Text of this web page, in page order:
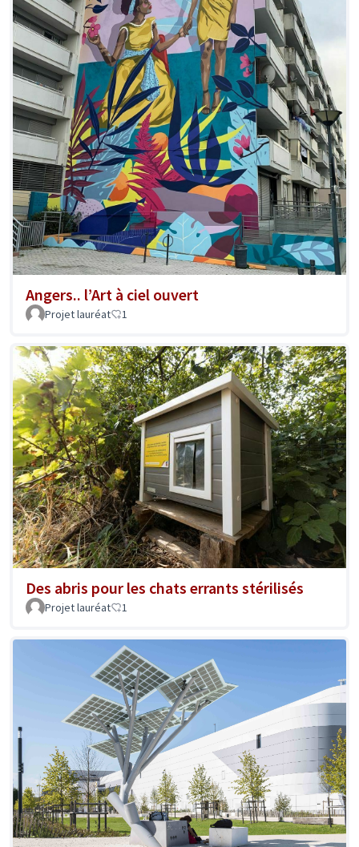
Angers.. l’Art à ciel ouvert
Projet lauréat 1
Des abris pour les chats errants stérilisés
Projet lauréat 1